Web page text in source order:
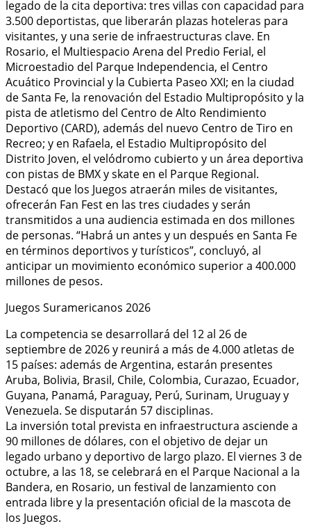
legado de la cita deportiva: tres villas con capacidad para
3.500 deportistas, que liberarán plazas hoteleras para
visitantes, y una serie de infraestructuras clave. En
Rosario, el Multiespacio Arena del Predio Ferial, el
Microestadio del Parque Independencia, el Centro
Acuático Provincial y la Cubierta Paseo XXI; en la ciudad
de Santa Fe, la renovación del Estadio Multipropósito y la
pista de atletismo del Centro de Alto Rendimiento
Deportivo (CARD), además del nuevo Centro de Tiro en
Recreo; y en Rafaela, el Estadio Multipropósito del
Distrito Joven, el velódromo cubierto y un área deportiva
con pistas de BMX y skate en el Parque Regional.
Destacó que los Juegos atraerán miles de visitantes,
ofrecerán Fan Fest en las tres ciudades y serán
transmitidos a una audiencia estimada en dos millones
de personas. “Habrá un antes y un después en Santa Fe
en términos deportivos y turísticos”, concluyó, al
anticipar un movimiento económico superior a 400.000
millones de pesos.
Juegos Suramericanos 2026
La competencia se desarrollará del 12 al 26 de
septiembre de 2026 y reunirá a más de 4.000 atletas de
15 países: además de Argentina, estarán presentes
Aruba, Bolivia, Brasil, Chile, Colombia, Curazao, Ecuador,
Guyana, Panamá, Paraguay, Perú, Surinam, Uruguay y
Venezuela. Se disputarán 57 disciplinas.
La inversión total prevista en infraestructura asciende a
90 millones de dólares, con el objetivo de dejar un
legado urbano y deportivo de largo plazo. El viernes 3 de
octubre, a las 18, se celebrará en el Parque Nacional a la
Bandera, en Rosario, un festival de lanzamiento con
entrada libre y la presentación oficial de la mascota de
los Juegos.